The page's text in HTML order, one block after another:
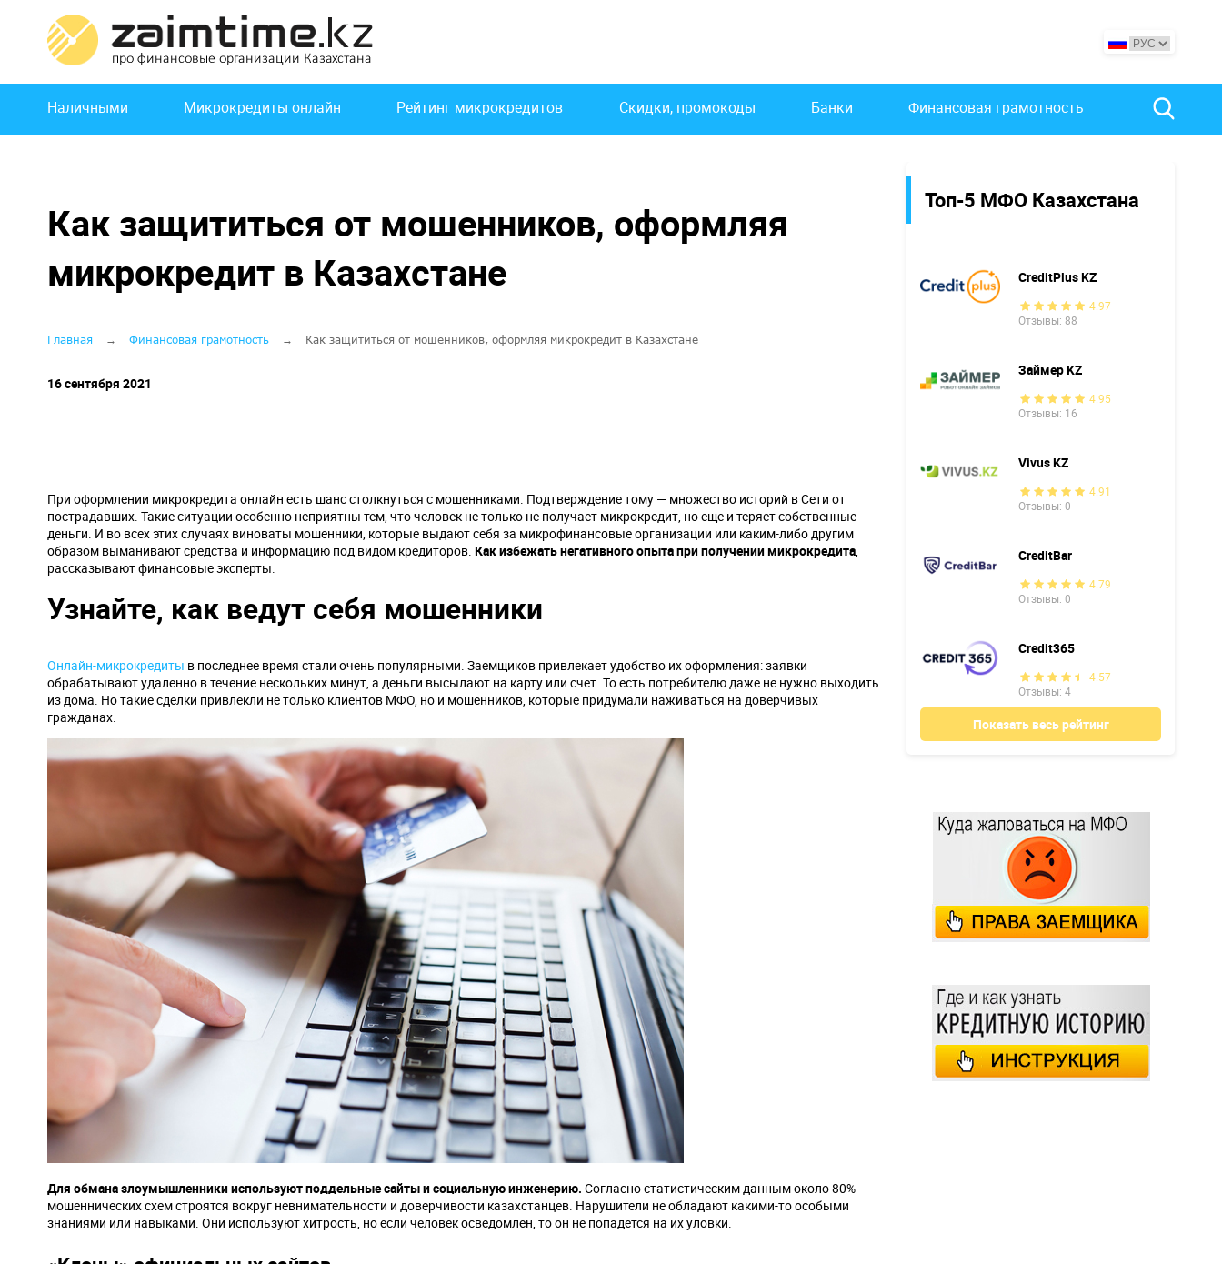
основному
содержанию
Основная
навигация
Наличными Микрокредиты онлайн Рейтинг микрокредитов Скидки, промокоды Банки Финансовая грамотность
Топ-5 МФО Казахстана
CreditPlus KZ
4.97
Отзывы: 88
Займер KZ
4.95
Отзывы: 16
Vivus KZ
4.91
Отзывы: 0
CreditBar
4.79
Отзывы: 0
Credit365
4.57
Отзывы: 4
Показать весь рейтинг
Как защититься от мошенников, оформляя
микрокредит в Казахстане
Строка
навигации
Главная Финансовая грамотность Как защититься от мошенников, оформляя микрокредит в Казахстане
16 сентября 2021
При оформлении микрокредита онлайн есть шанс столкнуться с мошенниками. Подтверждение тому — множество историй в Сети от
пострадавших. Такие ситуации особенно неприятны тем, что человек не только не получает микрокредит, но еще и теряет собственные
деньги. И во всех этих случаях виноваты мошенники, которые выдают себя за микрофинансовые организации или каким-либо другим
образом выманивают средства и информацию под видом кредиторов. Как избежать негативного опыта при получении микрокредита,
рассказывают финансовые эксперты.
Узнайте, как ведут себя мошенники
Онлайн-микрокредиты в последнее время стали очень популярными. Заемщиков привлекает удобство их оформления: заявки
обрабатывают удаленно в течение нескольких минут, а деньги высылают на карту или счет. То есть потребителю даже не нужно выходить
из дома. Но такие сделки привлекли не только клиентов МФО, но и мошенников, которые придумали наживаться на доверчивых
гражданах.
Для обмана злоумышленники используют поддельные сайты и социальную инженерию. Согласно статистическим данным около 80%
мошеннических схем строятся вокруг невнимательности и доверчивости казахстанцев. Нарушители не обладают какими-то особыми
знаниями или навыками. Они используют хитрость, но если человек осведомлен, то он не попадется на их уловки.